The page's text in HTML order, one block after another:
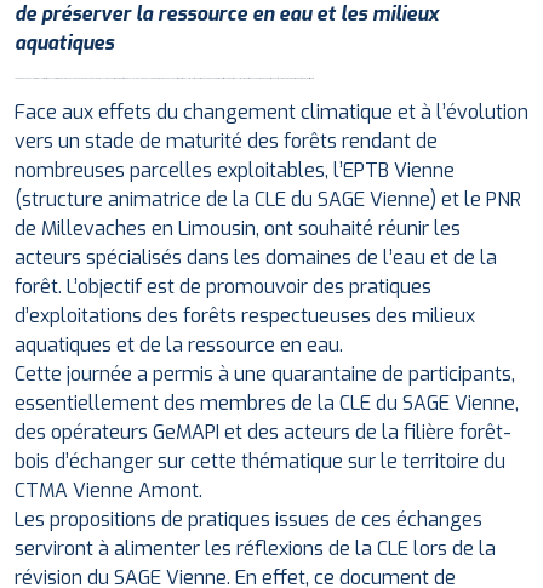
de préserver la ressource en eau et les milieux
aquatiques
Face aux effets du changement climatique et à l’évolution
vers un stade de maturité des forêts rendant de
nombreuses parcelles exploitables, l’EPTB Vienne
(structure animatrice de la CLE du SAGE Vienne) et le PNR
de Millevaches en Limousin, ont souhaité réunir les
acteurs spécialisés dans les domaines de l’eau et de la
forêt. L’objectif est de promouvoir des pratiques
d’exploitations des forêts respectueuses des milieux
aquatiques et de la ressource en eau.
Cette journée a permis à une quarantaine de participants,
essentiellement des membres de la CLE du SAGE Vienne,
des opérateurs GeMAPI et des acteurs de la filière forêt-
bois d’échanger sur cette thématique sur le territoire du
CTMA Vienne Amont.
Les propositions de pratiques issues de ces échanges
serviront à alimenter les réflexions de la CLE lors de la
révision du SAGE Vienne. En effet, ce document de